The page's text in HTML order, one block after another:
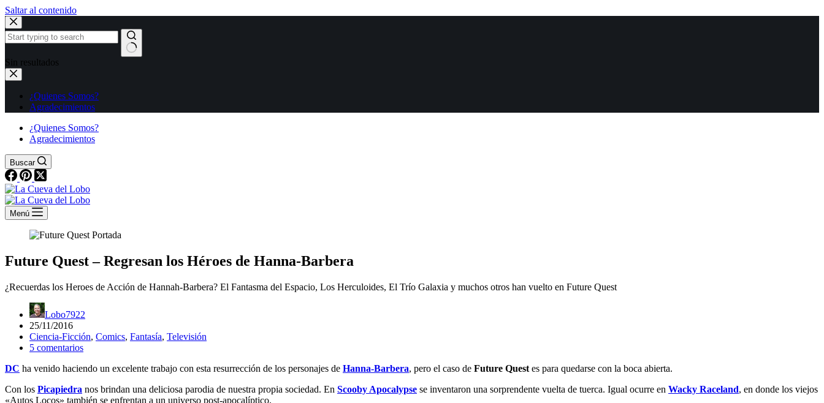
Saltar al contenido
Sin resultados
¿Quienes Somos?
Agradecimientos
¿Quienes Somos?
Agradecimientos
Buscar
Menú
Future Quest – Regresan los Héroes de Hanna-Barbera
¿Recuerdas los Heroes de Acción de Hannah-Barbera? El Fantasma del Espacio, Los Herculoides, El Trío Galaxia y muchos otros han vuelto en Future Quest
Lobo7922
25/11/2016
Ciencia-Ficción, Comics, Fantasía, Televisión
5 comentarios
DC ha venido haciendo un excelente trabajo con esta resurrección de los personajes de Hanna-Barbera, pero el caso de Future Quest es para quedarse con la boca abierta.
Con los Picapiedra nos brindan una deliciosa parodia de nuestra propia sociedad. En Scooby Apocalypse se inventaron una sorprendente vuelta de tuerca. Igual ocurre en Wacky Raceland, en donde los viejos
«Autos Locos» también se enfrentan a un universo post-apocalíptico.